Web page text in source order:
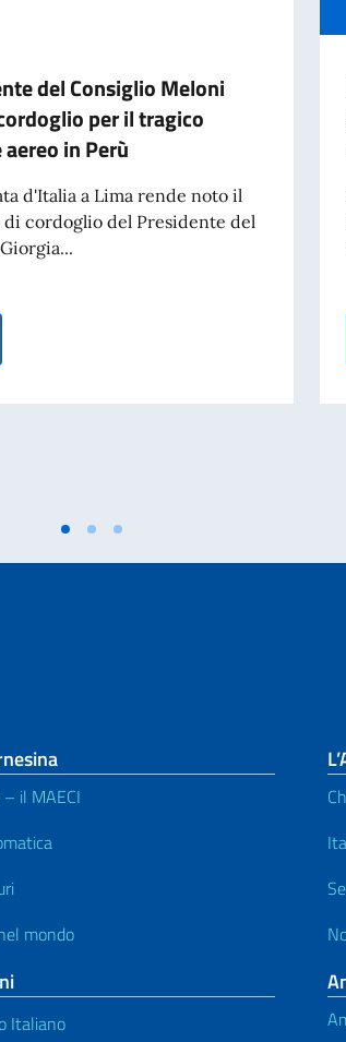
del Vice Presidente del Consiglio e
del Consiglio Meloni
per il tragico
in Perù
d'Italia a Lima rende noto il
di cordoglio del Presidente del
del Consiglio Meloni esprime cordoglio per il
il MAECI
mondo
Italiano